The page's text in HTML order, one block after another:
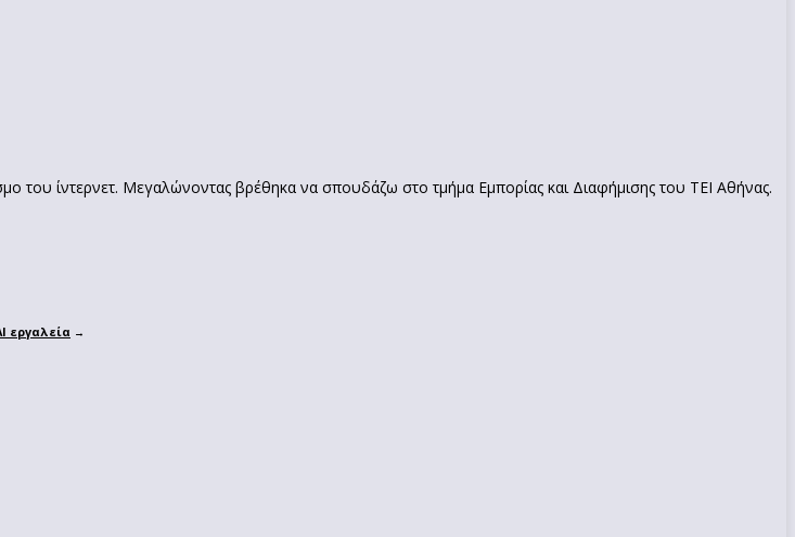
του ίντερνετ. Μεγαλώνοντας βρέθηκα να σπουδάζω στο τμήμα Εμπορίας και Διαφήμισης του ΤΕΙ Αθήνας.
εργαλεία →